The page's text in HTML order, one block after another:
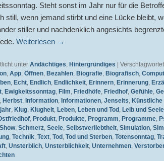
Steht sonst im Jahr nur für die
still, wenn jemand stirbt und eine Lücke bleibt,
stiller und nachdenklich angesichts
Weiterlesen →
unter Andächtiges, Hintergründiges
, App, Öffnen, Bezahlen, Biografie, Biografisch,
, Echt, Endlich, Endlichkeit, Erinnern, Erinnerung,
, Ewigkeitssonntag, Film, Friedhöfe, Friedhof, Gefühle,
, Herbst, Information, Informationen, Jenseits, Künstliche
, Klug, Klugheit, Leben, Leben und Tod , Leib und Seele
, Produkt, Produkte, Programm, Programme,
, Schmerz, Seele, Selbstverliebtheit, Simulation,
, Technik, Text, Tod , Tod und Sterben, Totensonntag,
, Unsterblich, Unsterblichkeit, Unternehmen,